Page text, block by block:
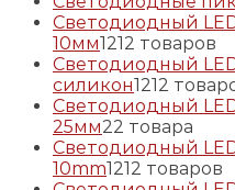
Светодиодный
10мм1212 товаров
Светодиодный
силикон1212
Светодиодный
25мм22 товара
Светодиодный
10mm1212 товаров